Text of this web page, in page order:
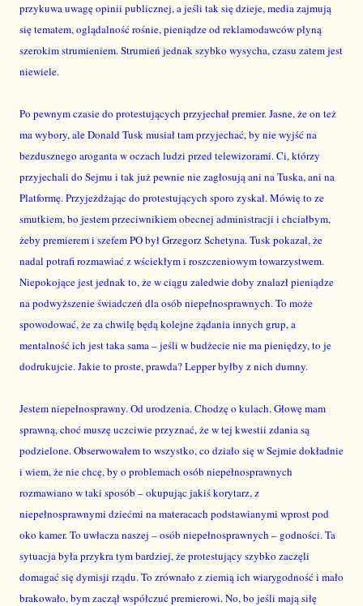
przykuwa uwagę opinii publicznej, a jeśli tak się dzieje, media zajmują
się tematem, oglądalność rośnie, pieniądze od reklamodawców płyną
szerokim strumieniem. Strumień jednak szybko wysycha, czasu zatem jest
niewiele.
Po pewnym czasie do protestujących przyjechał premier. Jasne, że on też
ma wybory, ale Donald Tusk musiał tam przyjechać, by nie wyjść na
bezdusznego aroganta w oczach ludzi przed telewizorami. Ci, którzy
przyjechali do Sejmu i tak już pewnie nie zagłosują ani na Tuska, ani na
Platformę. Przyjeżdżając do protestujących sporo zyskał. Mówię to ze
smutkiem, bo jestem przeciwnikiem obecnej administracji i chciałbym,
żeby premierem i szefem PO był Grzegorz Schetyna. Tusk pokazał, że
nadal potrafi rozmawiać z wściekłym i roszczeniowym towarzystwem.
Niepokojące jest jednak to, że w ciągu zaledwie doby znalazł pieniądze
na podwyższenie świadczeń dla osób niepełnosprawnych. To może
spowodować, że za chwilę będą kolejne żądania innych grup, a
mentalność ich jest taka sama – jeśli w budżecie nie ma pieniędzy, to je
dodrukujcie. Jakie to proste, prawda? Lepper byłby z nich dumny.
Jestem niepełnosprawny. Od urodzenia. Chodzę o kulach. Głowę mam
sprawną, choć muszę uczciwie przyznać, że w tej kwestii zdania są
podzielone. Obserwowałem to wszystko, co działo się w Sejmie dokładnie
i wiem, że nie chcę, by o problemach osób niepełnosprawnych
rozmawiano w taki sposób – okupując jakiś korytarz, z
niepełnosprawnymi dziećmi na materacach podstawianymi wprost pod
oko kamer. To uwłacza naszej – osób niepełnosprawnych – godności. Ta
sytuacja była przykra tym bardziej, że protestujący szybko zaczęli
domagać się dymisji rządu. To zrównało z ziemią ich wiarygodność i mało
brakowało, bym zaczął współczuć premierowi. No, bo jeśli mają siłę